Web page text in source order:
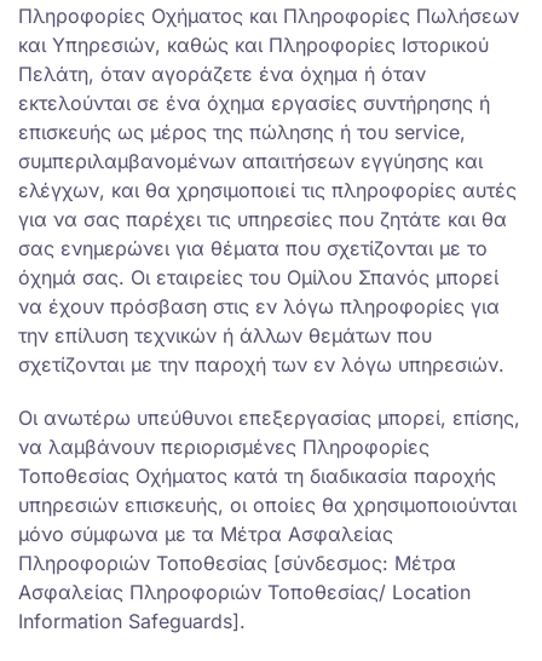
Πληροφορίες Οχήματος και Πληροφορίες Πωλήσεων
και Υπηρεσιών, καθώς και Πληροφορίες Ιστορικού
Πελάτη, όταν αγοράζετε ένα όχημα ή όταν
εκτελούνται σε ένα όχημα εργασίες συντήρησης ή
επισκευής ως μέρος της πώλησης ή του service,
συμπεριλαμβανομένων απαιτήσεων εγγύησης και
ελέγχων, και θα χρησιμοποιεί τις πληροφορίες αυτές
για να σας παρέχει τις υπηρεσίες που ζητάτε και θα
σας ενημερώνει για θέματα που σχετίζονται με το
όχημά σας. Οι εταιρείες του Ομίλου Σπανός μπορεί
να έχουν πρόσβαση στις εν λόγω πληροφορίες για
την επίλυση τεχνικών ή άλλων θεμάτων που
σχετίζονται με την παροχή των εν λόγω υπηρεσιών.
Οι ανωτέρω υπεύθυνοι επεξεργασίας μπορεί, επίσης,
να λαμβάνουν περιορισμένες Πληροφορίες
Τοποθεσίας Οχήματος κατά τη διαδικασία παροχής
υπηρεσιών επισκευής, οι οποίες θα χρησιμοποιούνται
μόνο σύμφωνα με τα Μέτρα Ασφαλείας
Πληροφοριών Τοποθεσίας [σύνδεσμος: Μέτρα
Ασφαλείας Πληροφοριών Τοποθεσίας/ Location
Information Safeguards].